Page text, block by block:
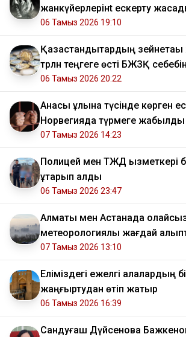
жанкүйерлерінt ескерту
06 Тамыз 2026 19:10
Қазақстандықтардың
трлн теңгеге өсті БЖЗҚ
06 Тамыз 2026 20:22
Анасы ұлына түсінде көрген
Норвегияда түрмеге жабылды
07 Тамыз 2026 14:23
Полицей мен ТЖД қызметкері
құтқарып қалды
06 Тамыз 2026 23:47
Алматы мен Астанада
метеорологиялық жағдай
07 Тамыз 2026 13:10
Еліміздегі ежелгі қалалардың
жаңғыртудан өтіп жатыр
06 Тамыз 2026 16:39
Сандуғаш Дүйсенова